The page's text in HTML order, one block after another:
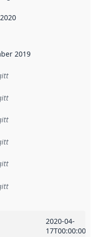
når dataene i dette
2019
2020-04-
17T00:00:00Z